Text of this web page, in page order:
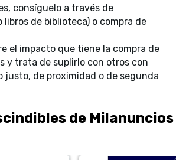
consíguelo a través de
libros de biblioteca) o compra de
el impacto que tiene la compra de
y trata de suplirlo con otros con
justo, de proximidad o de segunda
de Milanuncios